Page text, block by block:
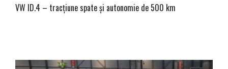
VW ID.4 – tracțiune spate și autonomie de 500 km